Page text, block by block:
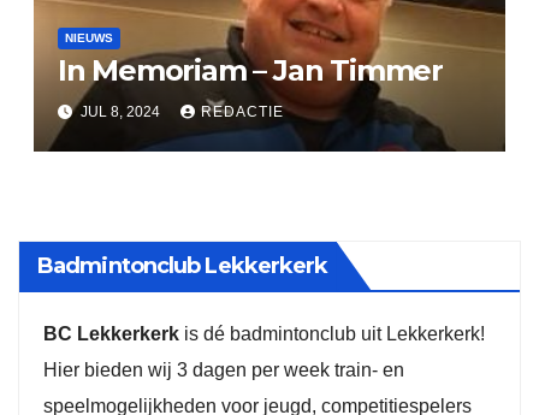
NIEUWS
In Memoriam – Jan Timmer
JUL 8, 2024 REDACTIE
Badmintonclub Lekkerkerk
BC Lekkerkerk is dé badmintonclub uit Lekkerkerk!
Hier bieden wij 3 dagen per week train- en
speelmogelijkheden voor jeugd, competitiespelers